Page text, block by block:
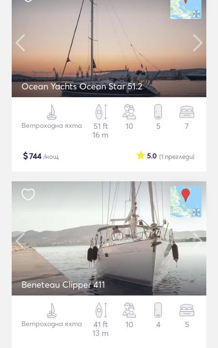
Ocean Yachts Ocean Star 51.2
Ветроходна яхта
51 ft
16 m
10 5 7
$744/нощ (1 прегледи)
5.0
Beneteau Clipper 411
Ветроходна яхта
41 ft
13 m
10 4 5